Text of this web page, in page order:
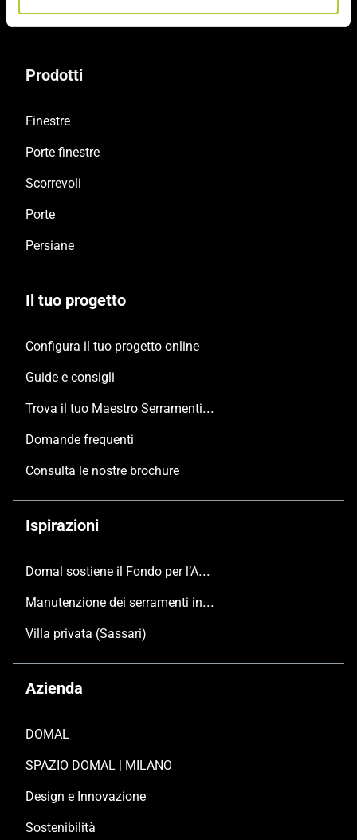
Prodotti
Finestre
Porte finestre
Scorrevoli
Porte
Persiane
Il tuo progetto
Configura il tuo progetto online
Guide e consigli
Trova il tuo Maestro Serramentista Domal
Domande frequenti
Consulta le nostre brochure
Ispirazioni
Domal sostiene il Fondo per l’Ambiente Italiano anche per le Giornate FAI di Primavera 2024
Manutenzione dei serramenti in alluminio
Villa privata (Sassari)
Azienda
DOMAL
SPAZIO DOMAL | MILANO
Design e Innovazione
Sostenibilità